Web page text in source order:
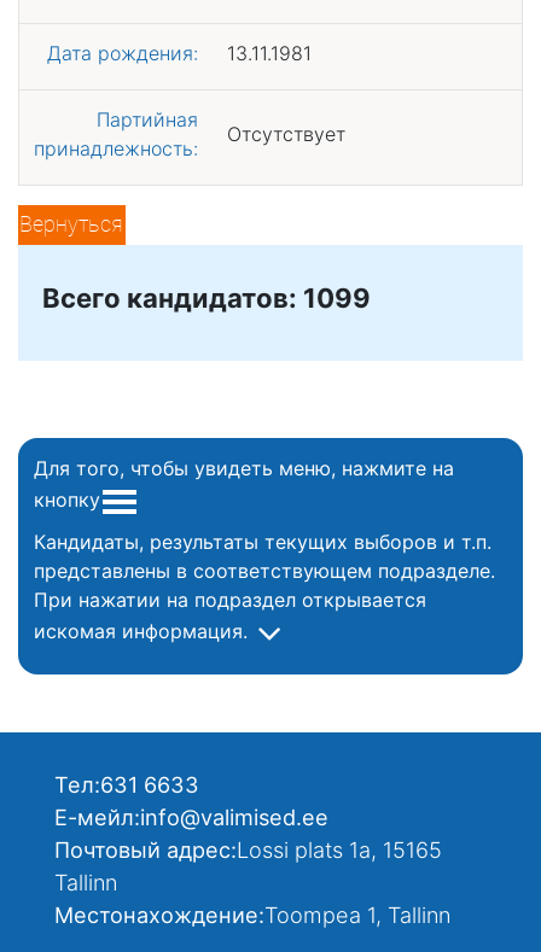
Дата рождения: 13.11.1981
Партийная
принадлежность:
Отсутствует
Вернуться
Всего кандидатов: 1099
Для того, чтобы увидеть меню, нажмите на
кнопку
Кандидаты, результаты текущих выборов и т.п.
представлены в соответствующем подразделе.
При нажатии на подраздел открывается
искомая информация.
Тел:631 6633
Е-мейл:info@valimised.ee
Почтовый адрес:Lossi plats 1a, 15165
Tallinn
Местонахождение:Toompea 1, Tallinn